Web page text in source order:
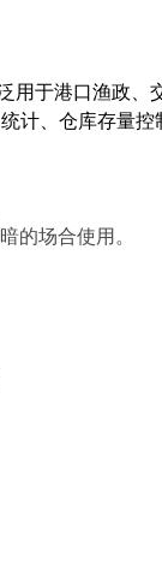
用于港口渔政、
计、仓库存量
的场合使用。